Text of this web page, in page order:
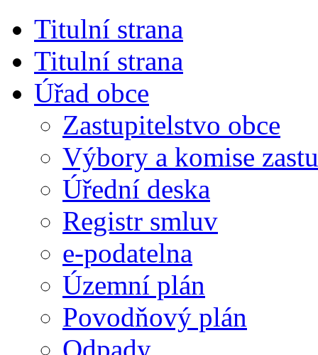
Titulní strana
Titulní strana
Úřad obce
Zastupitelstvo obce
Výbory a komise
Úřední deska
Registr smluv
e-podatelna
Územní plán
Povodňový plán